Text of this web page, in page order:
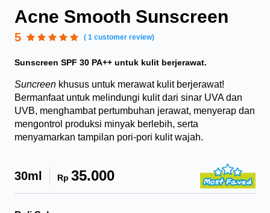
Acne Smooth Sunscreen
5 ( 1 customer review)
Sunscreen SPF 30 PA++ untuk kulit berjerawat.
Suncreen khusus untuk merawat kulit berjerawat!
Bermanfaat untuk melindungi kulit dari sinar UVA dan
UVB, menghambat pertumbuhan jerawat, menyerap dan
mengontrol produksi minyak berlebih, serta
menyamarkan tampilan pori-pori kulit wajah.
30ml Rp 35.000